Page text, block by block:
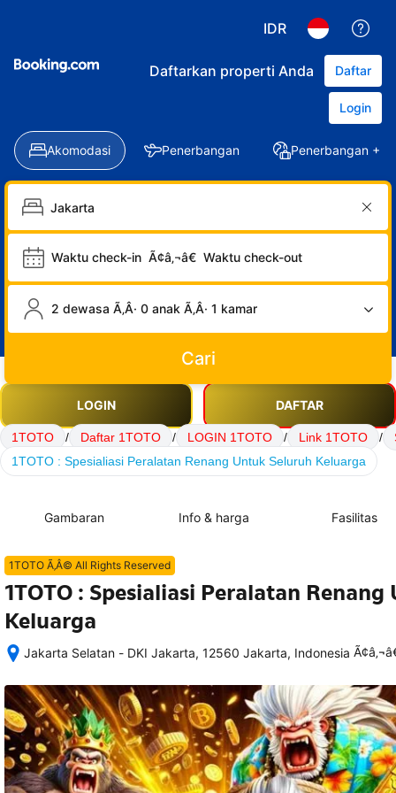
IDR
Daftarkan properti Anda Daftar
Login
Akomodasi Penerbangan Penerbangan +
Waktu check-in Ã¢â‚¬â€ Waktu check-out
2 dewasa Ã‚Â· 0 anak Ã‚Â· 1 kamar
Cari
LOGIN DAFTAR
1TOTO / Daftar 1TOTO / LOGIN 1TOTO / Link 1TOTO /
1TOTO : Spesialiasi Peralatan Renang Untuk Seluruh Keluarga
Gambaran Info & harga Fasilitas
1TOTO Ã‚Â© All Rights Reserved
1TOTO : Spesialiasi Peralatan
Keluarga
Jakarta Selatan - DKI Jakarta, 12560 Jakarta, Indonesia
memesan,
semua
rincian
akomodasi
termasuk
nomor